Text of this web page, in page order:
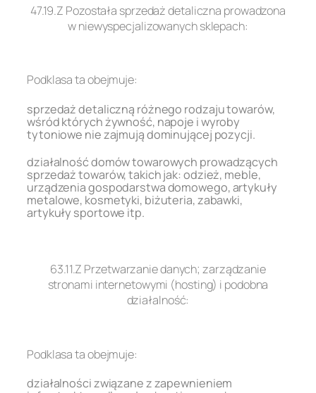
47.19.Z Pozostała sprzedaż detaliczna prowadzona
w niewyspecjalizowanych sklepach:
Podklasa ta obejmuje:
sprzedaż detaliczną różnego rodzaju towarów,
wśród których żywność, napoje i wyroby
tytoniowe nie zajmują dominującej pozycji.
działalność domów towarowych prowadzących
sprzedaż towarów, takich jak: odzież, meble,
urządzenia gospodarstwa domowego, artykuły
metalowe, kosmetyki, biżuteria, zabawki,
artykuły sportowe itp.
63.11.Z Przetwarzanie danych; zarządzanie
stronami internetowymi (hosting) i podobna
działalność:
Podklasa ta obejmuje:
działalności związane z zapewnieniem